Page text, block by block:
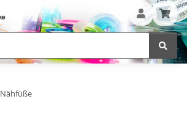
Nähfüße